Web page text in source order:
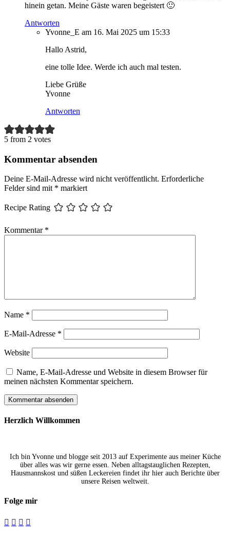
hinein getan. Meine Gäste waren begeistert 🙂
Antworten
Yvonne_E am 16. Mai 2025 um 15:33
Hallo Astrid,
eine tolle Idee. Werde ich auch mal testen.
Liebe Grüße
Yvonne
Antworten
5 from 2 votes
Kommentar absenden
Deine E-Mail-Adresse wird nicht veröffentlicht. Erforderliche
Felder sind mit * markiert
Recipe Rating
Kommentar *
Name *
E-Mail-Adresse *
Website
Name, E-Mail-Adresse und Website in diesem Browser für
meinen nächsten Kommentar speichern.
Herzlich Willkommen
Ich bin Yvonne und blogge seit 2013 auf Experimente aus meiner Küche
über alles was wir gerne essen. Neben alltagstauglichen Rezepten,
Hausmannskost und süßen Leckereien findet ihr hier auch Berichte über
unsere Reisen weltweit.
Folge mir
   